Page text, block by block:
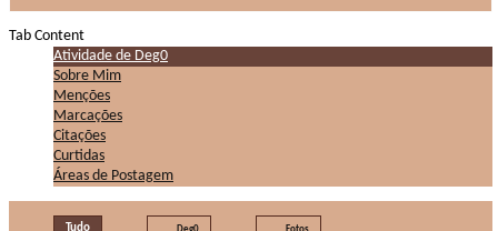
Tab Content
Atividade de Deg0
Sobre Mim
Menções
Marcações
Citações
Curtidas
Áreas de Postagem
Tudo